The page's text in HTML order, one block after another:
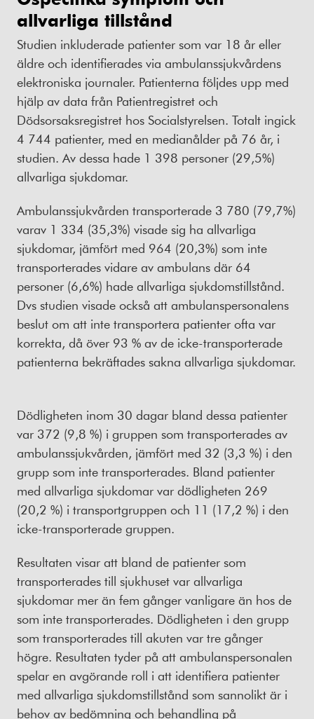
allvarliga tillstånd
Studien inkluderade patienter som var 18 år eller
äldre och identifierades via ambulanssjukvårdens
elektroniska journaler. Patienterna följdes upp med
hjälp av data från Patientregistret och
Dödsorsaksregistret hos Socialstyrelsen. Totalt ingick
4 744 patienter, med en medianålder på 76 år, i
studien. Av dessa hade 1 398 personer (29,5%)
allvarliga sjukdomar.
Ambulanssjukvården transporterade 3 780 (79,7%)
varav 1 334 (35,3%) visade sig ha allvarliga
sjukdomar, jämfört med 964 (20,3%) som inte
transporterades vidare av ambulans där 64
personer (6,6%) hade allvarliga sjukdomstillstånd.
Dvs studien visade också att ambulanspersonalens
beslut om att inte transportera patienter ofta var
korrekta, då över 93 % av de icke-transporterade
patienterna bekräftades sakna allvarliga sjukdomar.
Dödligheten inom 30 dagar bland dessa patienter
var 372 (9,8 %) i gruppen som transporterades av
ambulanssjukvården, jämfört med 32 (3,3 %) i den
grupp som inte transporterades. Bland patienter
med allvarliga sjukdomar var dödligheten 269
(20,2 %) i transportgruppen och 11 (17,2 %) i den
icke-transporterade gruppen.
Resultaten visar att bland de patienter som
transporterades till sjukhuset var allvarliga
sjukdomar mer än fem gånger vanligare än hos de
som inte transporterades. Dödligheten i den grupp
som transporterades till akuten var tre gånger
högre. Resultaten tyder på att ambulanspersonalen
spelar en avgörande roll i att identifiera patienter
med allvarliga sjukdomstillstånd som sannolikt är i
behov av bedömning och behandling på